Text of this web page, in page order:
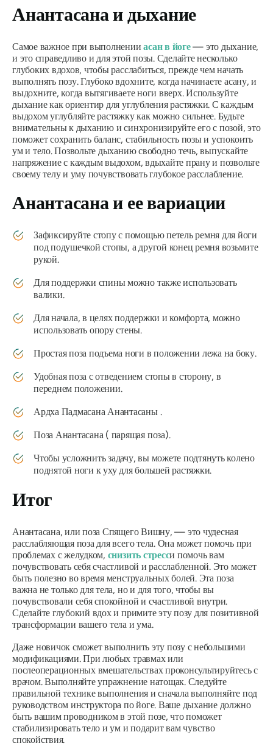
Анантасана и дыхание
Самое важное при выполненииасан в йоге— это дыхание,
и это справедливо и для этой позы. Сделайте несколько
глубоких вдохов, чтобы расслабиться, прежде чем начать
выполнять позу. Глубоко вдохните, когда начинаете асану, и
выдохните, когда вытягиваете ноги вверх. Используйте
дыхание как ориентир для углубления растяжки. С каждым
выдохом углубляйте растяжку как можно сильнее. Будьте
внимательны к дыханию и синхронизируйте его с позой, это
поможет сохранить баланс, стабильность позы и успокоить
ум и тело. Позвольте дыханию свободно течь, выпускайте
напряжение с каждым выдохом, вдыхайте прану и позвольте
своему телу и уму почувствовать глубокое расслабление.
Анантасана и ее вариации
Зафиксируйте стопу с помощью петель ремня для йоги
под подушечкой стопы, а другой конец ремня возьмите
рукой.
Для поддержки спины можно также использовать
валики.
Для начала, в целях поддержки и комфорта, можно
использовать опору стены.
Простая поза подъема ноги в положении лежа на боку.
Удобная поза с отведением стопы в сторону, в
переднем положении.
Ардха Падмасана Анантасаны.
Поза Анантасана ( парящая поза).
Чтобы усложнить задачу, вы можете подтянуть колено
поднятой ноги к уху для большей растяжки.
Итог
Анантасана, или поза Спящего Вишну, — это чудесная
расслабляющая поза для всего тела. Она может помочь при
проблемах с желудком, снизить стресси помочь вам
почувствовать себя счастливой и расслабленной. Это может
быть полезно во время менструальных болей. Эта поза
важна не только для тела, но и для того, чтобы вы
почувствовали себя спокойной и счастливой внутри.
Сделайте глубокий вдох и примите эту позу для позитивной
трансформации вашего тела и ума.
Даже новичок сможет выполнить эту позу с небольшими
модификациями. При любых травмах или
послеоперационных вмешательствах проконсультируйтесь с
врачом. Выполняйте упражнение натощак. Следуйте
правильной технике выполнения и сначала выполняйте под
руководством инструктора по йоге. Ваше дыхание должно
быть вашим проводником в этой позе, что поможет
стабилизировать тело и ум и подарит вам чувство
спокойствия.